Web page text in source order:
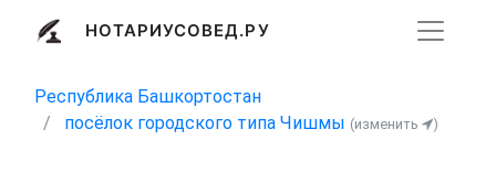
НОТАРИУСОВЕД.РУ
Республика Башкортостан
посёлок городского типа Чишмы (изменить )